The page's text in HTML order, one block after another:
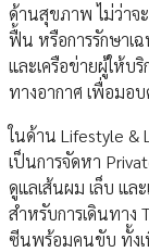
ด้านสุขภาพ ไม่ว่าจ
ฟื้น หรือการรักษาเ
และเครือข่ายผู้ให้บ
ทางอากาศ เพื่อมอ
ในด้าน Lifestyle &
เป็นการจัดหา
ดูแลเส้นผม เล็บ แ
สำหรับการเดินทาง
ซีนพร้อมคนขับ ทั้งเ